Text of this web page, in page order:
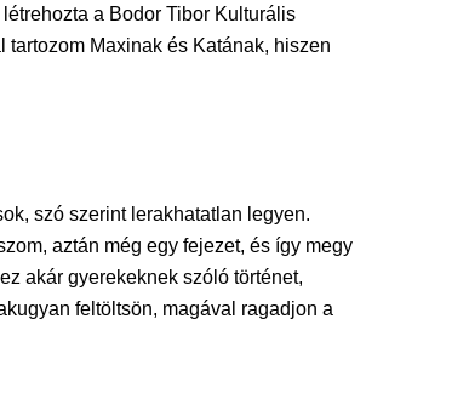
a Bodor Tibor Kulturális
Maxinak és Katának, hiszen
szó szerint lerakhatatlan legyen.
aztán még egy fejezet, és így megy
akár gyerekeknek szóló történet,
feltöltsön, magával ragadjon a